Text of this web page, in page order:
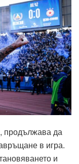
продължава да
в игра.
и